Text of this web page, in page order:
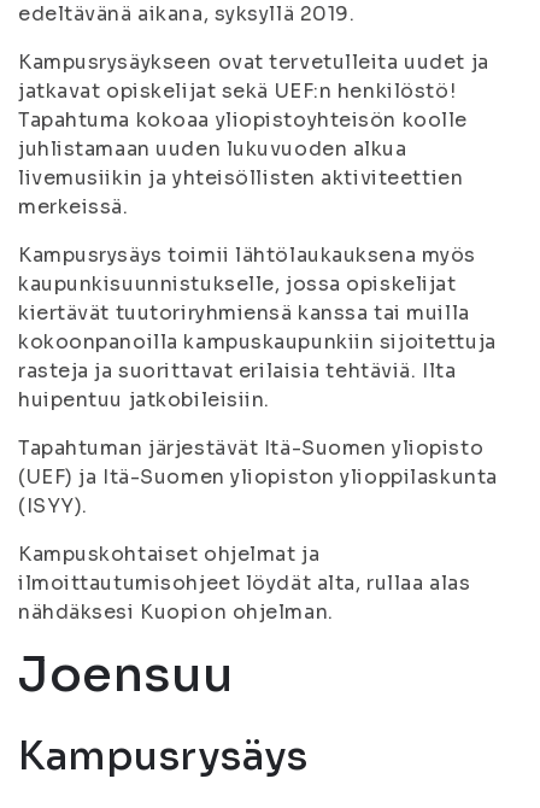
edeltävänä aikana, syksyllä 2019.
Kampusrysäykseen ovat tervetulleita uudet ja
jatkavat opiskelijat sekä UEF:n henkilöstö!
Tapahtuma kokoaa yliopistoyhteisön koolle
juhlistamaan uuden lukuvuoden alkua
livemusiikin ja yhteisöllisten aktiviteettien
merkeissä.
Kampusrysäys toimii lähtölaukauksena myös
kaupunkisuunnistukselle, jossa opiskelijat
kiertävät tuutoriryhmiensä kanssa tai muilla
kokoonpanoilla kampuskaupunkiin sijoitettuja
rasteja ja suorittavat erilaisia tehtäviä. Ilta
huipentuu jatkobileisiin.
Tapahtuman järjestävät Itä-Suomen yliopisto
(UEF) ja Itä-Suomen yliopiston ylioppilaskunta
(ISYY).
Kampuskohtaiset ohjelmat ja
ilmoittautumisohjeet löydät alta, rullaa alas
nähdäksesi Kuopion ohjelman.
Joensuu
Kampusrysäys